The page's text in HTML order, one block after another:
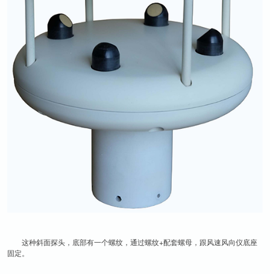
这种斜面探头，底部有一个螺纹，通过螺纹+配套螺母，跟风速风向仪底座
固定。